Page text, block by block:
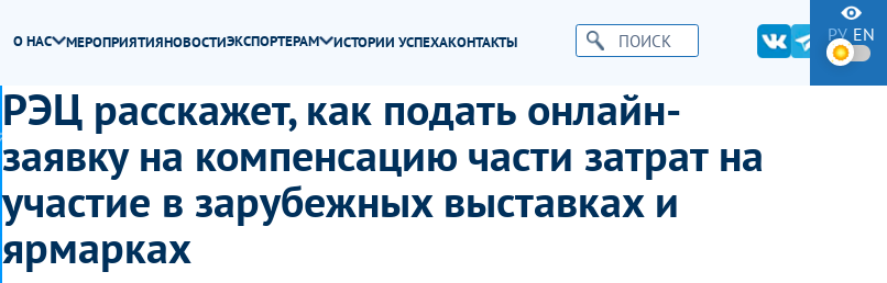
О НАС МЕРОПРИЯТИЯНОВОСТИЭКСПОРТЕРАМ ИСТОРИИ УСПЕХАКОНТАКТЫ РУ EN
РЭЦ расскажет, как подать онлайн-
заявку на компенсацию части затрат на
участие в зарубежных выставках и
ярмарках